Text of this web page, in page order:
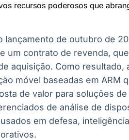
recursos poderosos que
lançamento de outubro de
um contrato de revenda,
aquisição. Como resultado,
móvel baseadas em ARM
de valor para soluções
de análise de
em defesa,